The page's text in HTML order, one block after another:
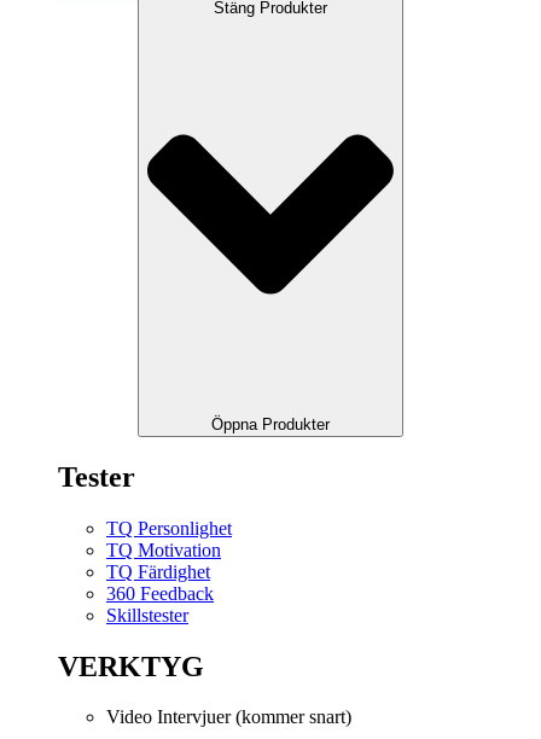
Stäng Produkter
Öppna Produkter
Tester
TQ Personlighet
TQ Motivation
TQ Färdighet
360 Feedback
Skillstester
VERKTYG
Video Intervjuer (kommer snart)